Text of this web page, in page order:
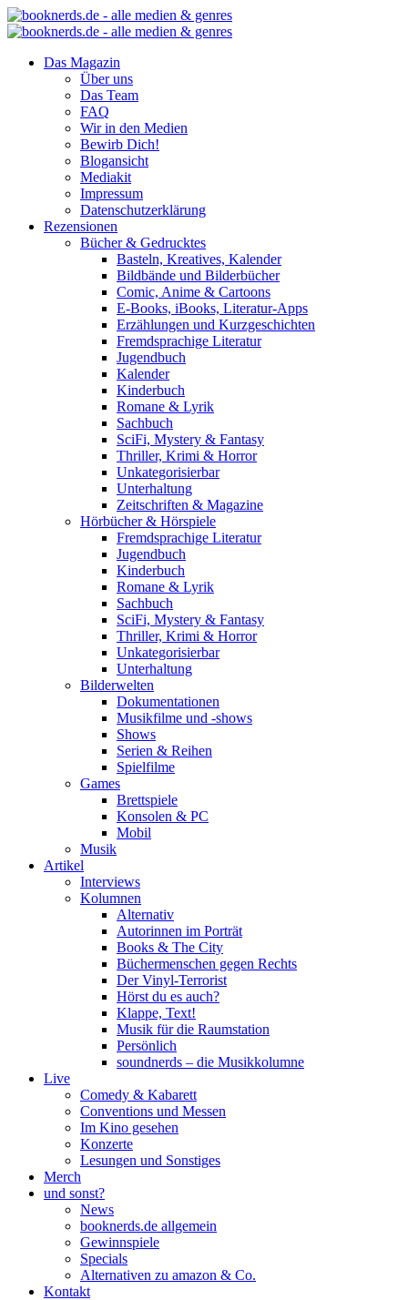
Das Magazin
Über uns
Das Team
FAQ
Wir in den Medien
Bewirb Dich!
Blogansicht
Mediakit
Impressum
Datenschutzerklärung
Rezensionen
Bücher & Gedrucktes
Basteln, Kreatives, Kalender
Bildbände und Bilderbücher
Comic, Anime & Cartoons
E-Books, iBooks, Literatur-Apps
Erzählungen und Kurzgeschichten
Fremdsprachige Literatur
Jugendbuch
Kalender
Kinderbuch
Romane & Lyrik
Sachbuch
SciFi, Mystery & Fantasy
Thriller, Krimi & Horror
Unkategorisierbar
Unterhaltung
Zeitschriften & Magazine
Hörbücher & Hörspiele
Fremdsprachige Literatur
Jugendbuch
Kinderbuch
Romane & Lyrik
Sachbuch
SciFi, Mystery & Fantasy
Thriller, Krimi & Horror
Unkategorisierbar
Unterhaltung
Bilderwelten
Dokumentationen
Musikfilme und -shows
Shows
Serien & Reihen
Spielfilme
Games
Brettspiele
Konsolen & PC
Mobil
Musik
Artikel
Interviews
Kolumnen
Alternativ
Autorinnen im Porträt
Books & The City
Büchermenschen gegen Rechts
Der Vinyl-Terrorist
Hörst du es auch?
Klappe, Text!
Musik für die Raumstation
Persönlich
soundnerds – die Musikkolumne
Live
Comedy & Kabarett
Conventions und Messen
Im Kino gesehen
Konzerte
Lesungen und Sonstiges
Merch
und sonst?
News
booknerds.de allgemein
Gewinnspiele
Specials
Alternativen zu amazon & Co.
Kontakt